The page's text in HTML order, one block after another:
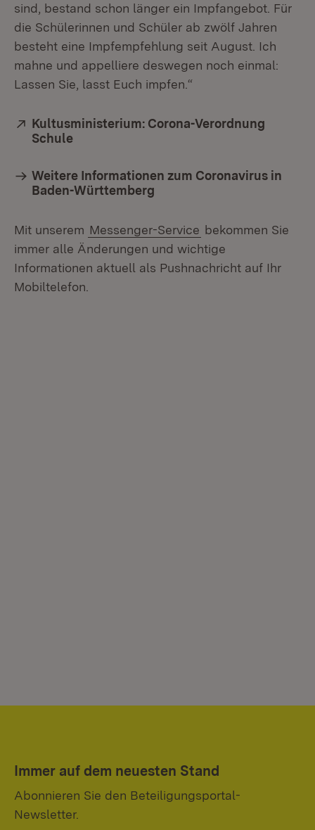
sind, bestand schon länger ein Impfangebot. Für
die Schülerinnen und Schüler ab zwölf Jahren
besteht eine Impfempfehlung seit August. Ich
mahne und appelliere deswegen noch einmal:
Lassen Sie, lasst Euch impfen.“
Extern:
Kultusministerium: Corona-Verordnung
Schule
Weitere Informationen zum Coronavirus in
Baden-Württemberg
Mit unserem Messenger-Service bekommen Sie
immer alle Änderungen und wichtige
Informationen aktuell als Pushnachricht auf Ihr
Mobiltelefon.
Immer auf dem neuesten Stand
Abonnieren Sie den Beteiligungsportal-
Newsletter.